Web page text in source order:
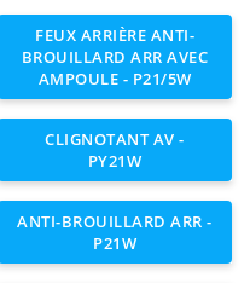
FEUX ARRIÈRE ANTI-
BROUILLARD ARR AVEC
AMPOULE - P21/5W
CLIGNOTANT AV -
PY21W
ANTI-BROUILLARD ARR -
P21W